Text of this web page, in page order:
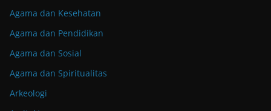
Agama dan Kesehatan
Agama dan Pendidikan
Agama dan Sosial
Agama dan Spiritualitas
Arkeologi